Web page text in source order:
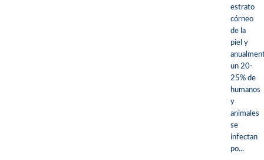
estrato
córneo
de la
piel y
un 20-
25% de
humanos
y
animales
se
infectan
po...